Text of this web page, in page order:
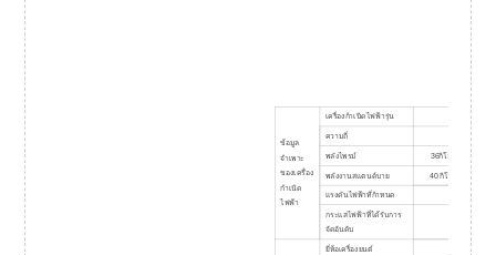
ข้อมูล
จำเพาะ
ของเครื่อง
กำเนิด
ไฟฟ้า
เครื่องกำเนิดไฟฟ้ารุ่น
ความถี่ 50เฮิรต
พลังไพรม์ 36กิโลวัตต์
พลังงานสแตนด์บาย 40 กิโลวัตต์
แรงดันไฟฟ้าที่กำหนด 400/230โ
กระแสไฟฟ้าที่ได้รับการ
จัดอันดับ
ยี่ห้อเครื่องยนต์